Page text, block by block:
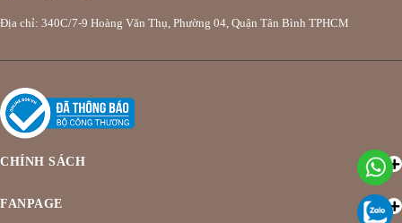
Địa chỉ: 340C/7-9 Hoàng Văn Thụ, Phường 04, Quận Tân Bình TPHCM
CHÍNH SÁCH
FANPAGE